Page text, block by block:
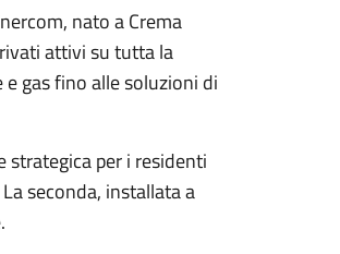
nato a Crema
attivi su tutta la
gas fino alle soluzioni di
strategica per i residenti
seconda, installata a